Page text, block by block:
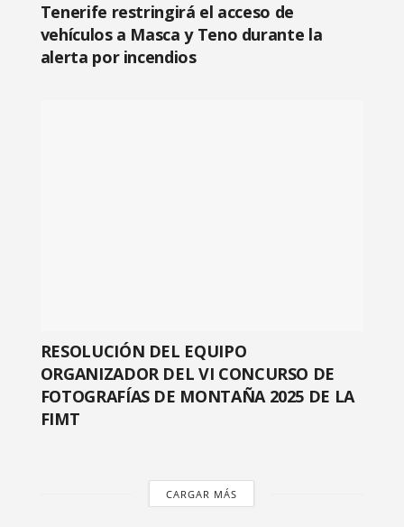
Tenerife restringirá el acceso de
vehículos a Masca y Teno durante la
alerta por incendios
RESOLUCIÓN DEL EQUIPO
ORGANIZADOR DEL VI CONCURSO DE
FOTOGRAFÍAS DE MONTAÑA 2025 DE LA
FIMT
CARGAR MÁS